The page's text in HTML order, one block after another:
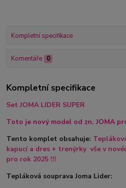
Kompletní specifikace
Komentáře 0
Kompletní specifikace
Set JOMA LIDER SUPER
Toto je nový model od zn. JOMA
Tento komplet obsahuje:
kapucí a dres + trenýrky vše v
pro rok 2025 !!!
Tepláková souprava Joma Lider: